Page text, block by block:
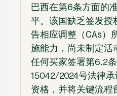
巴西在第6条方面的
平。该国缺乏签发授
告相应调整（CAs）
施能力，尚未制定活
任何买家签署第6.2
15042/2024号法律
资格，并将关键流程